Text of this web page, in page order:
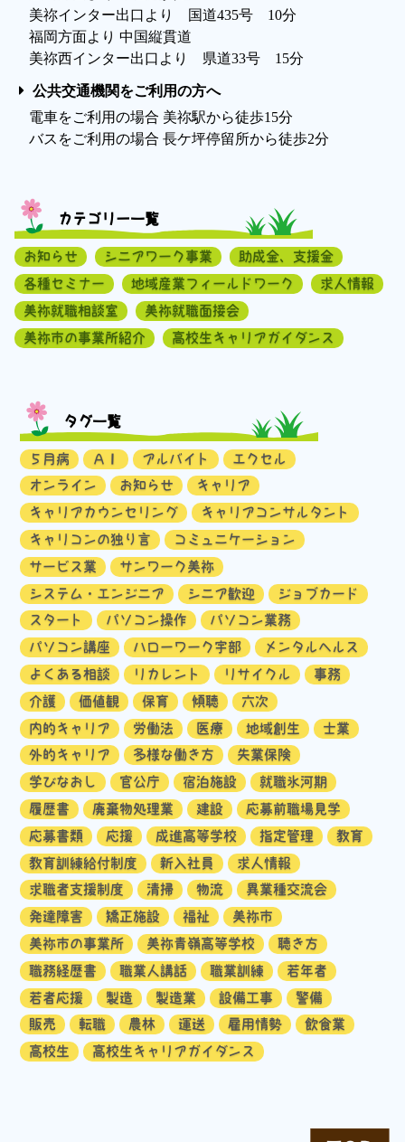
美祢インター出口より 国道435号 10分
福岡方面より 中国縦貫道
美祢西インター出口より 県道33号 15分
公共交通機関をご利用の方へ
電車をご利用の場合 美祢駅から徒歩15分
バスをご利用の場合 長ケ坪停留所から徒歩2分
カテゴリー一覧
お知らせ シニアワーク事業
助成金、支援金
各種セミナー
地域産業フィールドワーク
求人情報
美祢就職相談室
美祢就職面接会
美祢市の事業所紹介
高校生キャリアガイダンス
タグ一覧
５月病 ＡＩ アルバイト
エクセル
オンライン
お知らせ
キャリア
キャリアカウンセリング
キャリアコンサルタント
キャリコンの独り言
コミュニケーション
サービス業
サンワーク美祢
システム・エンジニア
シニア歓迎
ジョブカード
スタート
パソコン操作
パソコン業務
パソコン講座
ハローワーク宇部
メンタルヘルス
よくある相談
リカレント リサイクル
事務
介護
価値観 保育 傾聴
六次
内的キャリア
労働法 医療 地域創生
士業
外的キャリア
多様な働き方
失業保険
学びなおし
官公庁 宿泊施設
就職氷河期
履歴書
廃棄物処理業 建設
応募前職場見学
応募書類
応援 成進高等学校 指定管理
教育
教育訓練給付制度
新入社員
求人情報
求職者支援制度
清掃 物流
異業種交流会
発達障害
矯正施設 福祉
美祢市
美祢市の事業所
美祢青嶺高等学校
聴き方
職務経歴書
職業人講話 職業訓練
若年者
若者応援
製造 製造業 設備工事
警備
販売
転職 農林 運送 雇用情勢
飲食業
高校生
高校生キャリアガイダンス